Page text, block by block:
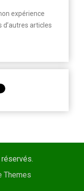
expérience
d’autres articles
Themes